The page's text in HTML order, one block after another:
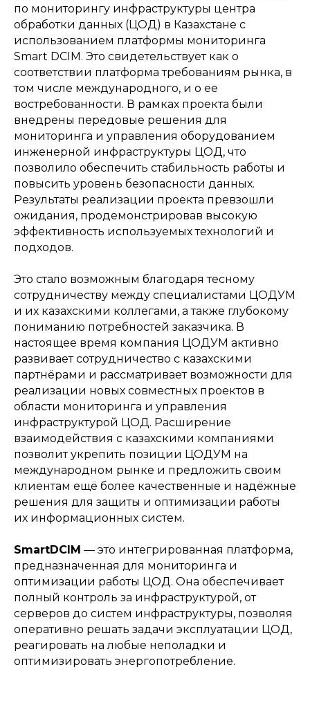
по мониторингу инфраструктуры центра
обработки данных (ЦОД) в Казахстане с
использованием платформы мониторинга
Smart DCIM. Это свидетельствует как о
соответствии платформа требованиям рынка, в
том числе международного, и о ее
востребованности. В рамках проекта были
внедрены передовые решения для
мониторинга и управления оборудованием
инженерной инфраструктуры ЦОД, что
позволило обеспечить стабильность работы и
повысить уровень безопасности данных.
Результаты реализации проекта превзошли
ожидания, продемонстрировав высокую
эффективность используемых технологий и
подходов.
Это стало возможным благодаря тесному
сотрудничеству между специалистами ЦОДУМ
и их казахскими коллегами, а также глубокому
пониманию потребностей заказчика. В
настоящее время компания ЦОДУМ активно
развивает сотрудничество с казахскими
партнёрами и рассматривает возможности для
реализации новых совместных проектов в
области мониторинга и управления
инфраструктурой ЦОД. Расширение
взаимодействия с казахскими компаниями
позволит укрепить позиции ЦОДУМ на
международном рынке и предложить своим
клиентам ещё более качественные и надёжные
решения для защиты и оптимизации работы
их информационных систем.
SmartDCIM — это интегрированная платформа,
предназначенная для мониторинга и
оптимизации работы ЦОД. Она обеспечивает
полный контроль за инфраструктурой, от
серверов до систем инфраструктуры, позволяя
оперативно решать задачи эксплуатации ЦОД,
реагировать на любые неполадки и
оптимизировать энергопотребление.